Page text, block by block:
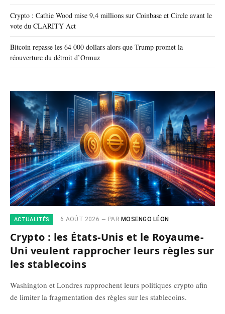
Crypto : Cathie Wood mise 9,4 millions sur Coinbase et Circle avant le
vote du CLARITY Act
Bitcoin repasse les 64 000 dollars alors que Trump promet la
réouverture du détroit d’Ormuz
ACTUALITÉS 6 AOÛT 2026 PAR MOSENGO LÉON
Crypto : les États-Unis et le Royaume-
Uni veulent rapprocher leurs règles sur
les stablecoins
Washington et Londres rapprochent leurs politiques crypto afin
de limiter la fragmentation des règles sur les stablecoins.